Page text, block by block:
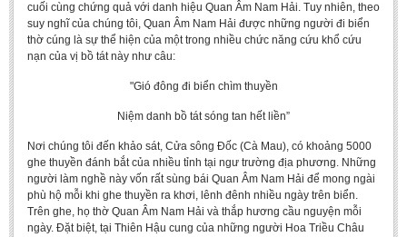
BA, MA, PhD. Theses
CONFERENCE
Studies on Vietnamese and Korean Literature and Films
Modernization process in Japanese literature and in the literatures of
Studies on Sinology & Nom
Vietnamese and Japanese Literature Viewed from an East Asian
Perspective
To Build a Standard Orthography in Schools and the Media
cuối cùng chứng quả với danh hiệu Quan Âm Nam Hải. Tuy nhiên, theo
suy nghĩ của chúng tôi, Quan Âm Nam Hải được những người đi biển
thờ cúng là sự thể hiện của một trong nhiều chức năng cứu khổ cứu
nạn của vị bồ tát này như câu:
"Gió đông đi biển chìm thuyền
Niệm danh bồ tát sóng tan hết liền”
Nơi chúng tôi đến khảo sát, Cửa sông Đốc (Cà Mau), có khoảng 5000
ghe thuyền đánh bắt của nhiều tỉnh tại ngư trường địa phương. Những
người làm nghề này vốn rất sùng bái Quan Âm Nam Hải để mong ngài
phù hộ mỗi khi ghe thuyền ra khơi, lênh đênh nhiều ngày trên biển.
Trên ghe, họ thờ Quan Âm Nam Hải và thắp hương cầu nguyện mỗi
ngày. Đặt biệt, tại Thiên Hậu cung của những người Hoa Triều Châu